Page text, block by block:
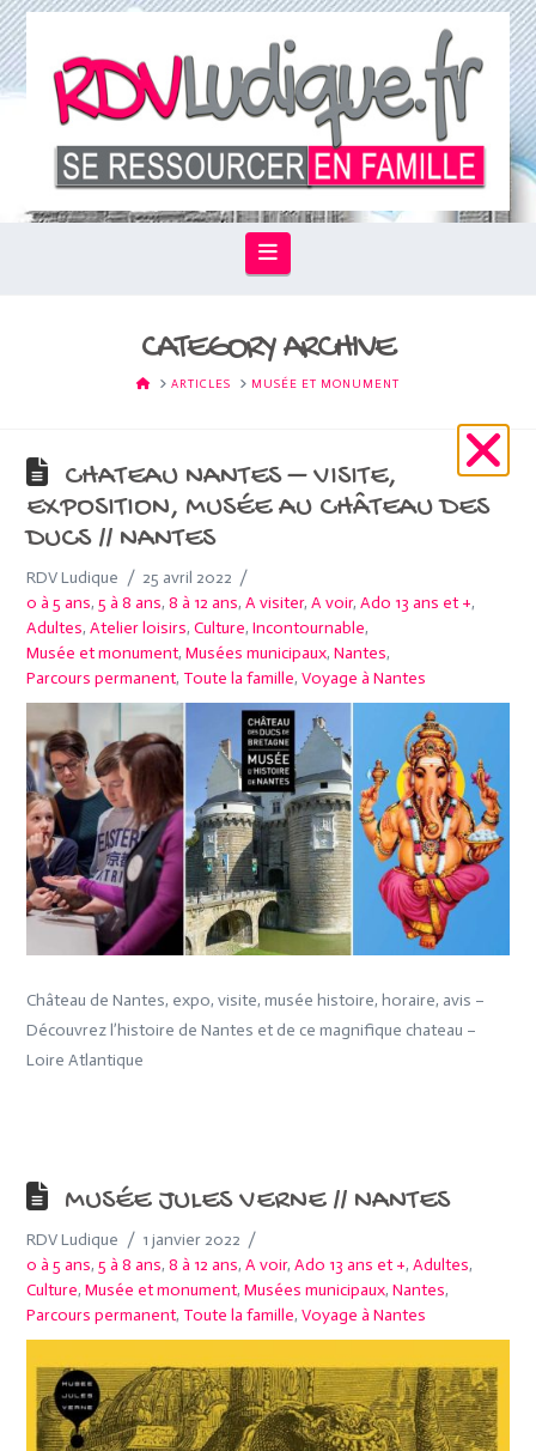
Navigation
CATEGORY ARCHIVE
HOMEARTICLES MUSÉE ET MONUMENT
CHATEAU NANTES – VISITE,
EXPOSITION, MUSÉE AU CHÂTEAU DES
DUCS // NANTES
RDV Ludique
25 avril 2022
0 à 5 ans,5 à 8 ans,8 à 12 ans,A visiter,A voir,Ado 13 ans et +,
Adultes,Atelier loisirs,Culture,Incontournable,
Musée et monument,Musées municipaux,Nantes,
Parcours permanent, Toute la famille,Voyage à Nantes
Château de Nantes, expo, visite, musée histoire, horaire, avis –
Découvrez l’histoire de Nantes et de ce magnifique chateau –
Loire Atlantique
MUSÉE JULES VERNE // NANTES
RDV Ludique
1 janvier 2022
0 à 5 ans,5 à 8 ans,8 à 12 ans,A voir,Ado 13 ans et +,Adultes,
Culture,Musée et monument,Musées municipaux,Nantes,
Parcours permanent, Toute la famille,Voyage à Nantes